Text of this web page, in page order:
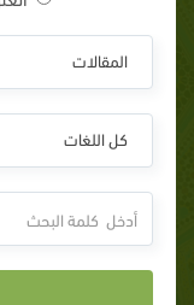
المقالات
كل اللغات